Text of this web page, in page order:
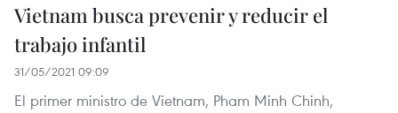
Vietnam busca prevenir y reducir el
trabajo infantil
31/05/2021 09:09
El primer ministro de Vietnam, Pham Minh Chinh,